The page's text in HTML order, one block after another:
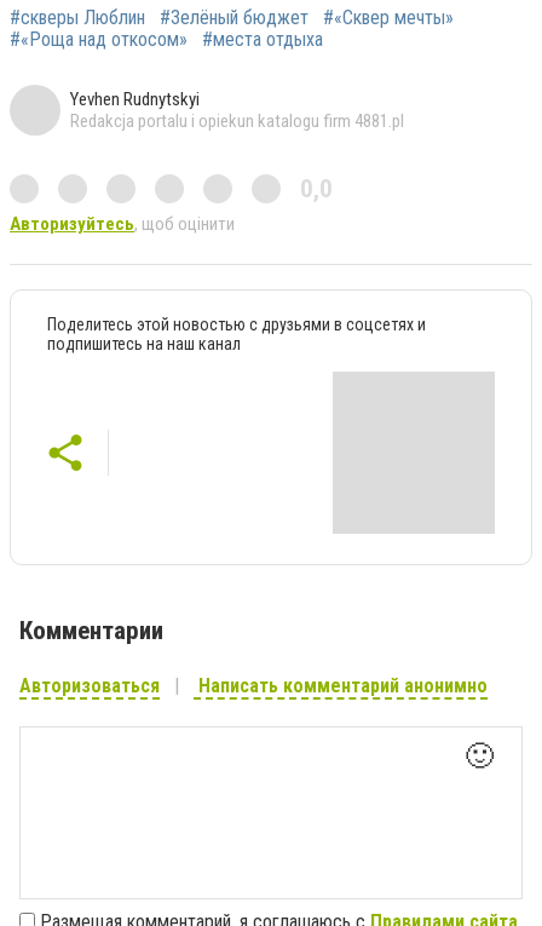
#скверы Люблин #Зелёный бюджет
#«Сквер мечты»
#«Роща над откосом»
#места отдыха
Yevhen Rudnytskyi
Redakcja portalu i opiekun katalogu firm 4881.pl
0,0
Авторизуйтесь, щоб оцінити
Поделитесь этой новостью с друзьями в соцсетях и
подпишитесь на наш канал
Комментарии
Авторизоваться Написать комментарий анонимно
🙂